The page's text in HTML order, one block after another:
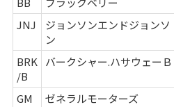
JNJ
ジョンソンエンドジョンソ
ン
BRK
/B
バークシャー.ハサウェーＢ
GM ゼネラルモーターズ